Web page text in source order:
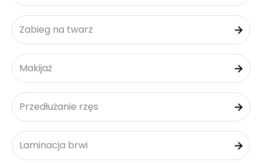
Zabieg na twarz
Makijaż
Przedłużanie rzęs
Laminacja brwi